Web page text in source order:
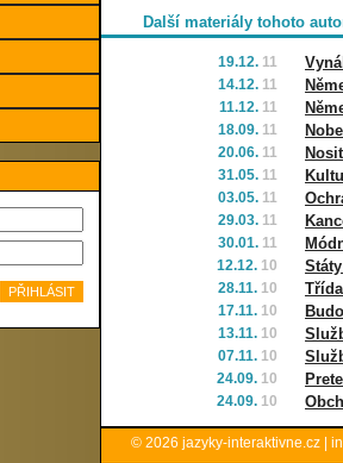
Další materiály tohoto
19.12. 11
14.12. 11
11.12. 11
18.09. 11
20.06. 11
31.05. 11
03.05. 11
29.03. 11
30.01. 11
12.12. 10
28.11. 10 Třída
17.11. 10
13.11. 10
07.11. 10
24.09. 10
24.09. 10
© 2026 jazyky-interaktivne.cz